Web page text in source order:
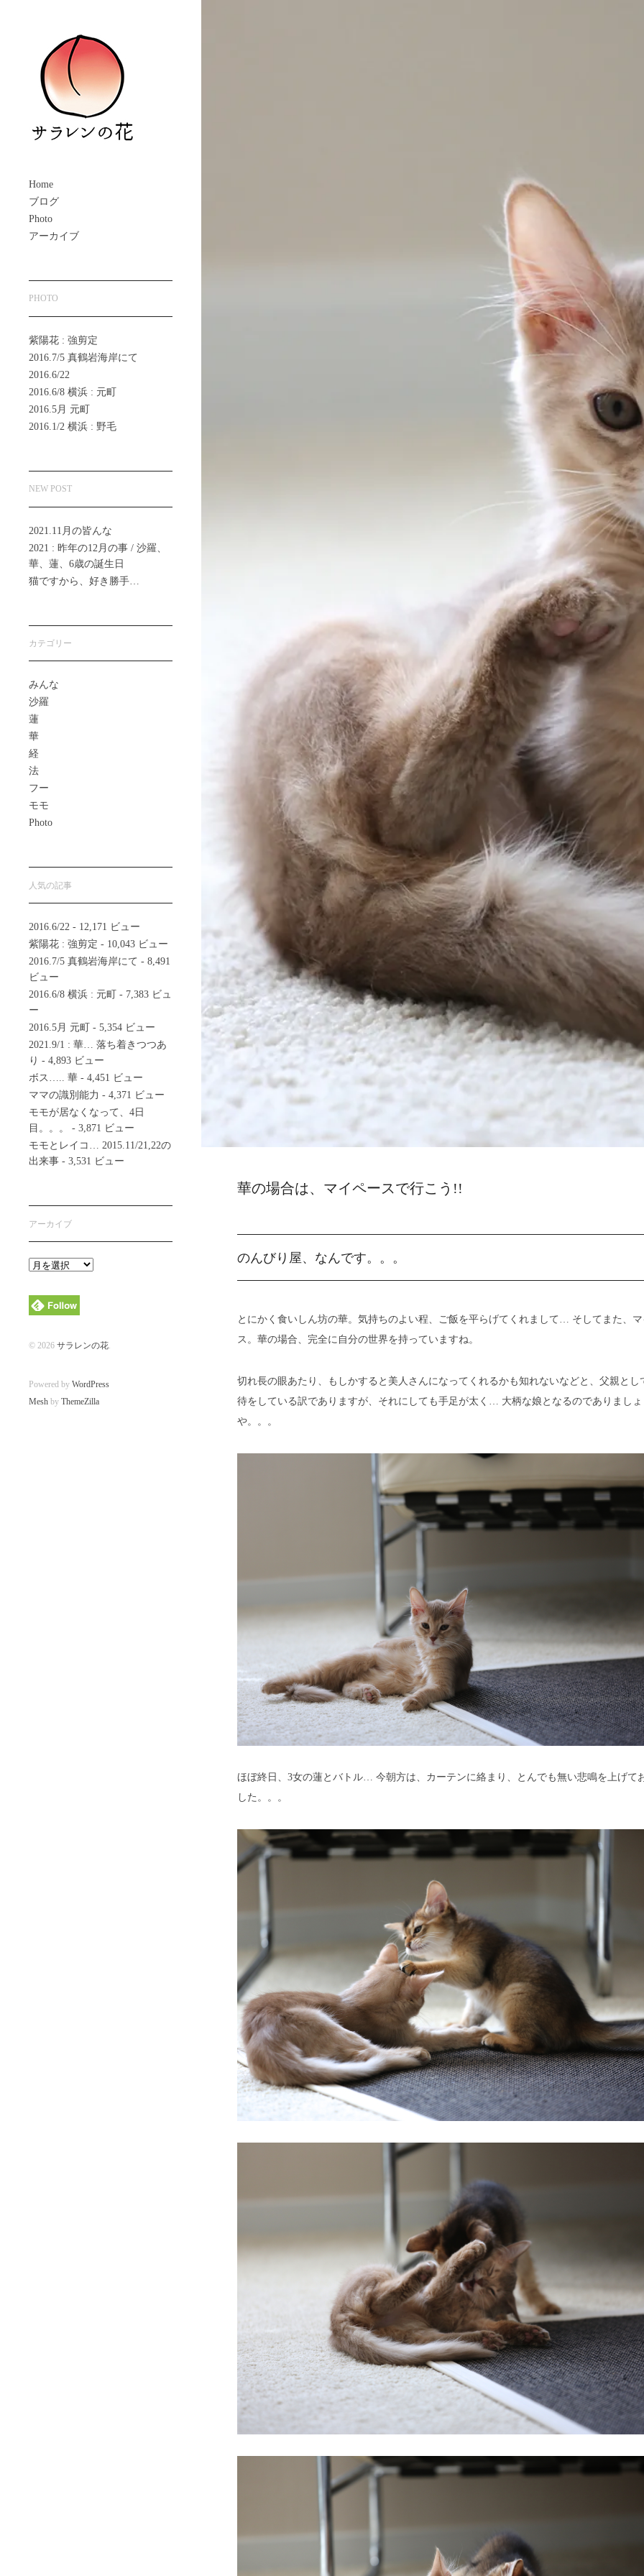
Home
ブログ
Photo
アーカイブ
PHOTO
紫陽花 : 強剪定
2016.7/5 真鶴岩海岸にて
2016.6/22
2016.6/8 横浜 : 元町
2016.5月 元町
2016.1/2 横浜 : 野毛
NEW POST
2021.11月の皆んな
2021 : 昨年の12月の事 / 沙羅、
華、蓮、6歳の誕生日
猫ですから、好き勝手…
カテゴリー
みんな
沙羅
蓮
華
経
法
フー
モモ
Photo
人気の記事
2016.6/22 - 12,171 ビュー
紫陽花 : 強剪定 - 10,043 ビュー
2016.7/5 真鶴岩海岸にて - 8,491
ビュー
2016.6/8 横浜 : 元町
- 7,383 ビュ
ー
2016.5月 元町
- 5,354 ビュー
2021.9/1 : 華… 落ち着きつつあ
り - 4,893 ビュー
ボス….. 華 - 4,451 ビュー
ママの識別能力 - 4,371 ビュー
モモが居なくなって、4日
目。。。
- 3,871 ビュー
モモとレイコ… 2015.11/21,22の
出来事 - 3,531 ビュー
アーカイブ
ア
カ
イ
© 2026 サラレンの花.
Powered by WordPress
Mesh by ThemeZilla
華の場合は、マイペースで行こう!!
のんびり屋、なんです。。。
とにかく食いしん坊の華。気持ちのよい程、ご飯を平らげてくれまして… そしてまた、
ス。華の場合、完全に自分の世界を持っていますね。
切れ長の眼あたり、もしかすると美人さんになってくれるかも知れないなどと、父親とし
待をしている訳でありますが、それにしても手足が太く… 大柄な娘となるのでありまし
や。。。
ほぼ終日、3女の蓮とバトル… 今朝方は、カーテンに絡まり、とんでも無い悲鳴を上げて
した。。。